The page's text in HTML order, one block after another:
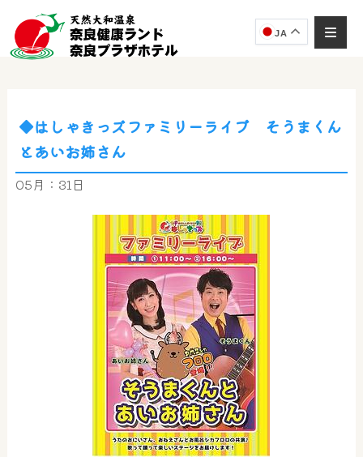
JA
◆はしゃきっズファミリーライブ そうまくん
とあいお姉さん
05月：31日
AIコンシェルジュ
ご質問をお伺いします。